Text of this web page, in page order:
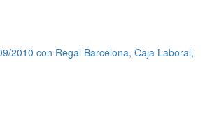
2010 con Regal Barcelona, Caja Laboral,